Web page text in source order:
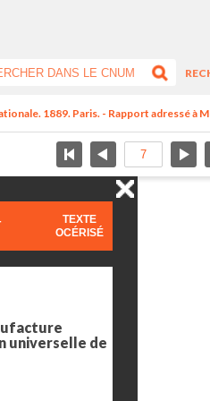
1889. Paris. - Rapport adressé à
TEXTE
OCÉRISÉ
universelle de